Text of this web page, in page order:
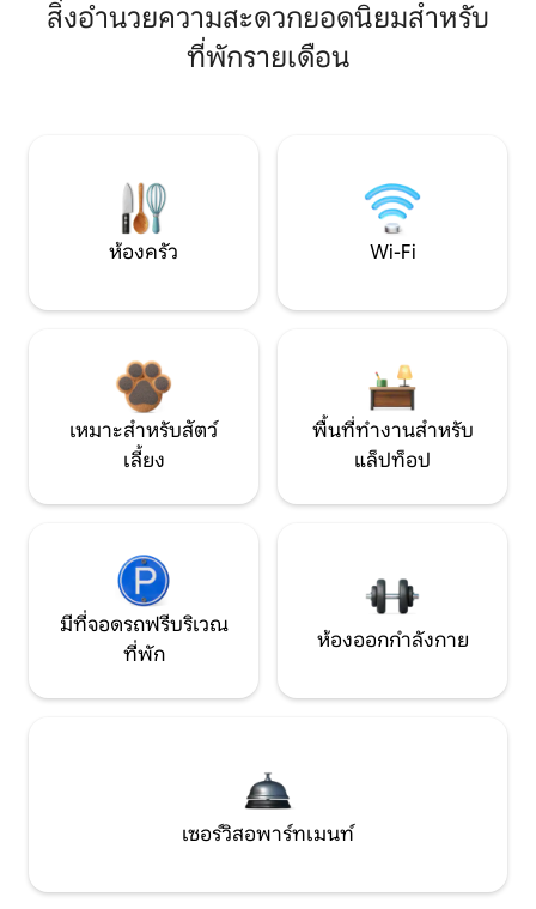
สิ่งอำนวยความสะดวกยอดนิยมสำหรับ
ที่พักรายเดือน
ห้องครัว Wi-Fi
เหมาะสำหรับสัตว์
เลี้ยง
พื้นที่ทำงานสำหรับ
แล็ปท็อป
มีที่จอดรถฟรีบริเวณ
ที่พัก
ห้องออกกำลังกาย
เซอร์วิสอพาร์ทเมนท์